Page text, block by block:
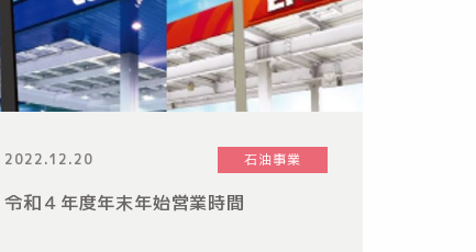
2022.12.20 石油事業
令和４年度年末年始営業時間